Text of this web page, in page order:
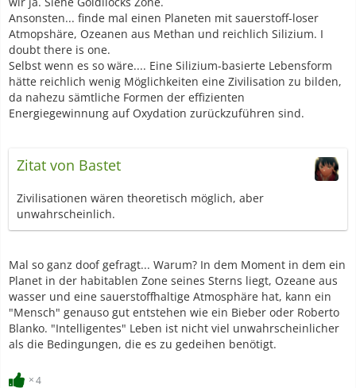
Ansonsten... finde mal einen Planeten mit sauerstoff-loser
Atmopshäre, Ozeanen aus Methan und reichlich Silizium. I
doubt there is one.
Selbst wenn es so wäre.... Eine Silizium-basierte Lebensform
hätte reichlich wenig Möglichkeiten eine Zivilisation zu bilden,
da nahezu sämtliche Formen der effizienten
Energiegewinnung auf Oxydation zurückzuführen sind.
Zitat von Bastet
Zivilisationen wären theoretisch möglich, aber
unwahrscheinlich.
Mal so ganz doof gefragt... Warum? In dem Moment in dem ein
Planet in der habitablen Zone seines Sterns liegt, Ozeane aus
wasser und eine sauerstoffhaltige Atmosphäre hat, kann ein
"Mensch" genauso gut entstehen wie ein Bieber oder Roberto
Blanko. "Intelligentes" Leben ist nicht viel unwahrscheinlicher
als die Bedingungen, die es zu gedeihen benötigt.
4